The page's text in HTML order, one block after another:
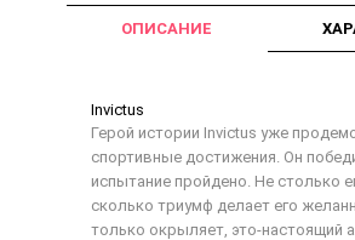
ОПИСАНИЕ
Invictus
Герой истории Invictus уже
спортивные достижения. Он
испытание пройдено. Не столько
сколько триумф делает его
только окрыляет, это-настоящий